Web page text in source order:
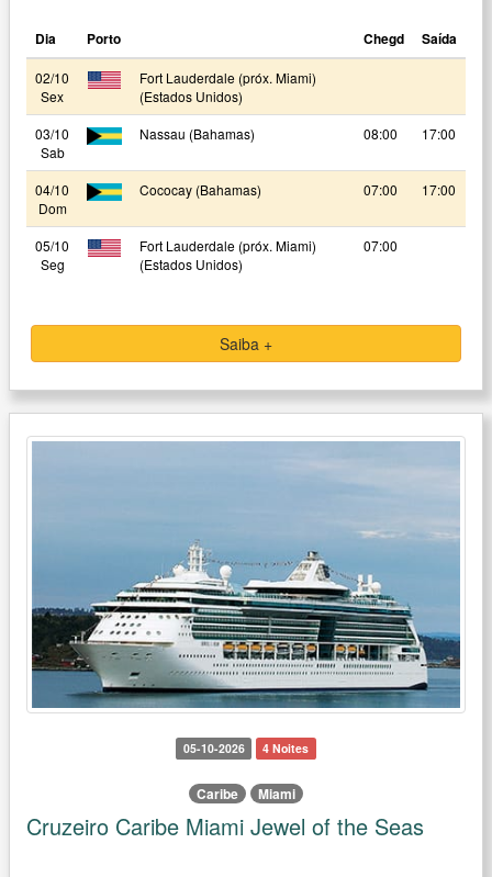
Dia Porto Chegd Saída
02/10
Sex
Fort Lauderdale (próx. Miami)
(Estados Unidos)
03/10
Sab
Nassau (Bahamas) 08:00 17:00
04/10
Dom
Cococay (Bahamas) 07:00 17:00
05/10
Seg
Fort Lauderdale (próx. Miami)
(Estados Unidos)
07:00
Saiba +
05-10-2026 4 Noites
Caribe Miami
Cruzeiro Caribe Miami Jewel of the Seas